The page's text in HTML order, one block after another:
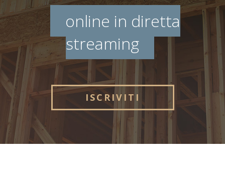
online in diretta
streaming
ISCRIVITI